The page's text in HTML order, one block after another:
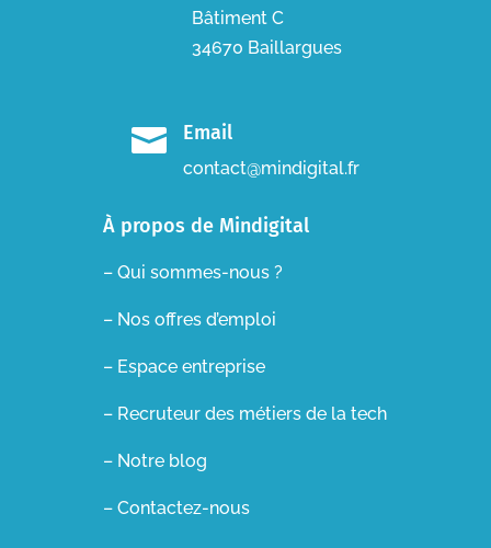
Bâtiment C
34670 Baillargues
 Email
contact@mindigital.fr
À propos de Mindigital
– Qui sommes-nous ?
– Nos offres d’emploi
– Espace entreprise
– Recruteur des métiers de la tech
– Notre blog
– Contactez-nous